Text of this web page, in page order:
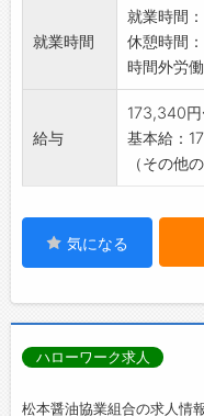
就業時間
就業時間
休憩時間
時間外労
給与
173,340
基本給：
（その他
気になる
ハローワーク求人
松本醤油協業組合の求人情